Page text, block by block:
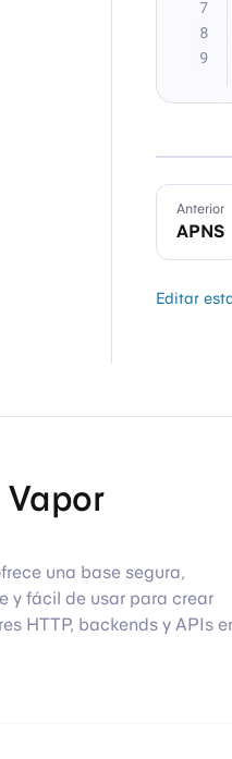
Anterior
APNS
Editar
Vapor
una base segura,
y fácil de usar para crear
HTTP, backends y APIs